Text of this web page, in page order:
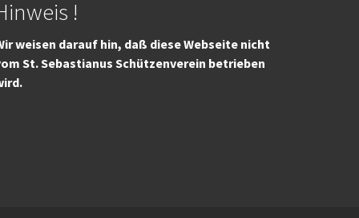
!
weisen darauf hin, daß diese Webseite nicht
St. Sebastianus Schützenverein betrieben